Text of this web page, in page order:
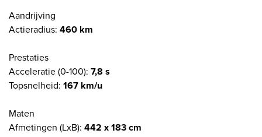
Aandrijving
Actieradius: 460 km
Prestaties
Acceleratie (0-100): 7,8 s
Topsnelheid: 167 km/u
Maten
Afmetingen (LxB): 442 x 183 cm